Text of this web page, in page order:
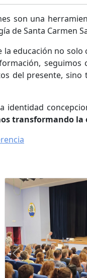
son una
de Santa Carmen
educación no
del presente,
identidad
transformando la
Previous